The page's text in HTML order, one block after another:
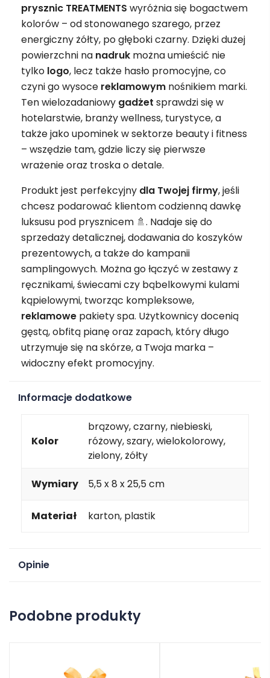
prysznic TREATMENTS wyróżnia się bogactwem
kolorów – od stonowanego szarego, przez
energiczny żółty, po głęboki czarny. Dzięki dużej
powierzchni na nadruk można umieścić nie
tylko logo, lecz także hasło promocyjne, co
czyni go wysoce reklamowym nośnikiem marki.
Ten wielozadaniowy gadżet sprawdzi się w
hotelarstwie, branży wellness, turystyce, a
także jako upominek w sektorze beauty i fitness
– wszędzie tam, gdzie liczy się pierwsze
wrażenie oraz troska o detale.
Produkt jest perfekcyjny dla Twojej firmy, jeśli
chcesz podarować klientom codzienną dawkę
luksusu pod prysznicem 🚿. Nadaje się do
sprzedaży detalicznej, dodawania do koszyków
prezentowych, a także do kampanii
samplingowych. Można go łączyć w zestawy z
ręcznikami, świecami czy bąbelkowymi kulami
kąpielowymi, tworząc kompleksowe,
reklamowe pakiety spa. Użytkownicy docenią
gęstą, obfitą pianę oraz zapach, który długo
utrzymuje się na skórze, a Twoja marka –
widoczny efekt promocyjny.
Informacje dodatkowe
Kolor
brązowy, czarny, niebieski,
różowy, szary, wielokolorowy,
zielony, żółty
Wymiary 5,5 x 8 x 25,5 cm
Materiał karton, plastik
Opinie
Podobne produkty